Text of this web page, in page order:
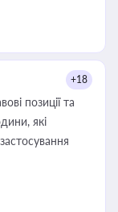
+18
позиції та
які